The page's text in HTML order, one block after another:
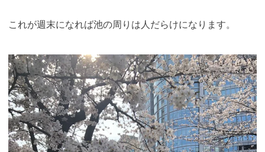
これが週末になれば池の周りは人だらけになります。